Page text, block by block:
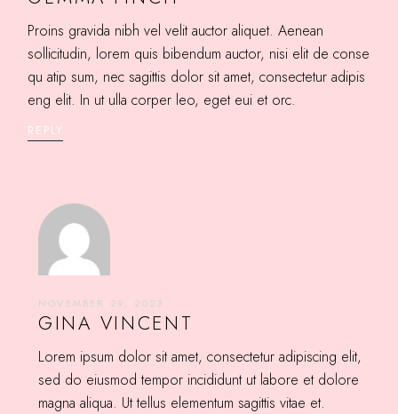
Proins gravida nibh vel velit auctor aliquet. Aenean
sollicitudin, lorem quis bibendum auctor, nisi elit de conse
qu atip sum, nec sagittis dolor sit amet, consectetur adipis
eng elit. In ut ulla corper leo, eget eui et orc.
REPLY
NOVEMBER 29, 2023
GINA VINCENT
Lorem ipsum dolor sit amet, consectetur adipiscing elit,
sed do eiusmod tempor incididunt ut labore et dolore
magna aliqua. Ut tellus elementum sagittis vitae et.